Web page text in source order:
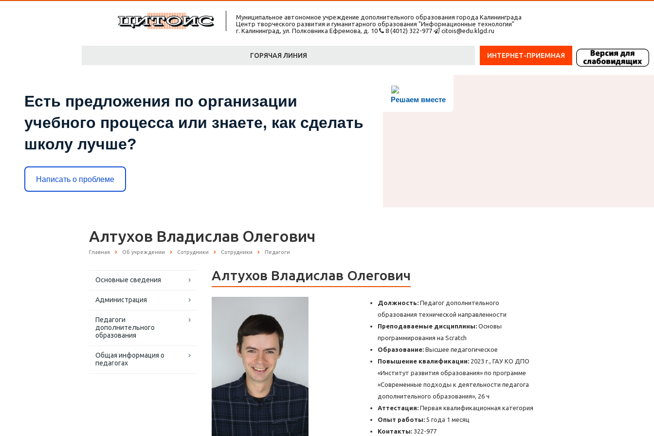
Муниципальное автономное учреждение дополнительного образования города Калининграда
Центр творческого развития и гуманитарного образования "Информационные технологии"
г. Калининград, ул. Полковника Ефремова, д. 10
8 (4012) 322-977 citois@edu.klgd.ru
ГОРЯЧАЯ ЛИНИЯ ИНТЕРНЕТ-ПРИЕМНАЯ
Решаем вместе
Есть предложения по организации
учебного процесса или знаете, как сделать
школу лучше?
Написать о проблеме
Алтухов Владислав Олегович
Главная Об учреждении Сотрудники Сотрудники Педагоги
Основные сведения
Администрация
Педагоги
дополнительного
образования
Общая информация о
педагогах
Алтухов Владислав Олегович
Должность: Педагог дополнительного
образования технической направленности
Преподаваемые дисциплины: Основы
программирования на Scratch
Образование: Высшее педагогическое
Повышение квалификации: 2023 г., ГАУ КО ДПО
«Институт развития образования» по программе
«Современные подходы к деятельности педагога
дополнительного образования», 26 ч
Аттестация: Первая квалификационная категория
Опыт работы: 5 года 1 месяц
Контакты: 322-977